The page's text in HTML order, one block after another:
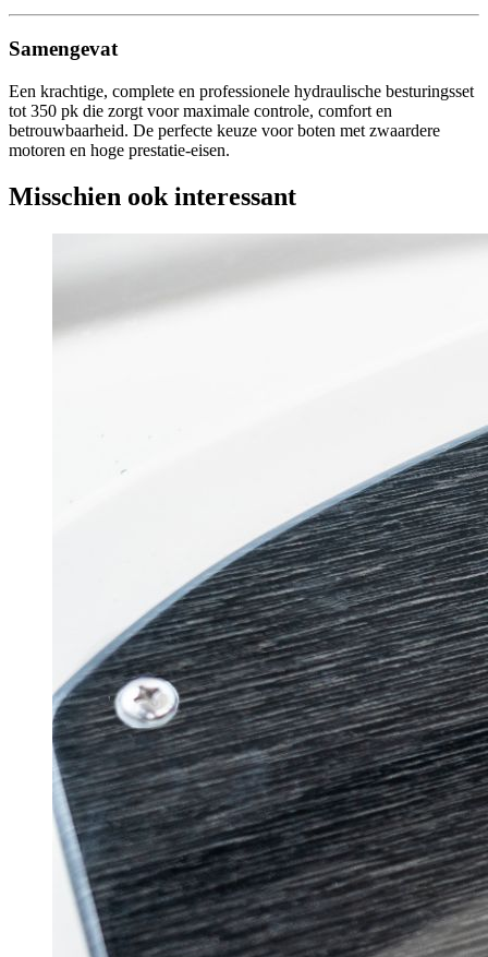
Samengevat
Een krachtige, complete en professionele hydraulische besturingsset
tot 350 pk die zorgt voor maximale controle, comfort en
betrouwbaarheid. De perfecte keuze voor boten met zwaardere
motoren en hoge prestatie-eisen.
Misschien ook interessant